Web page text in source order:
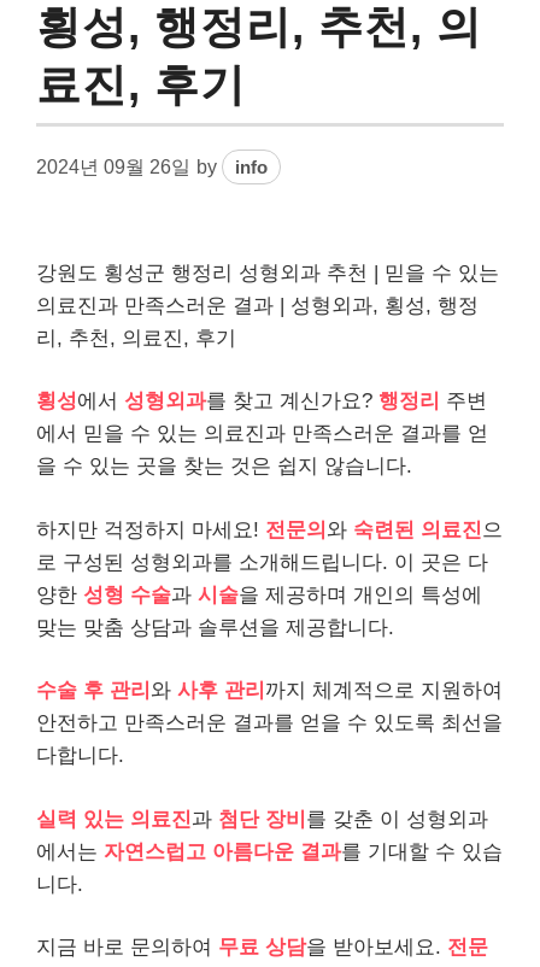
횡성, 행정리, 추천, 의
료진, 후기
2024년 09월 26일 by info
강원도 횡성군 행정리 성형외과 추천 | 믿을 수 있는
의료진과 만족스러운 결과 | 성형외과, 횡성, 행정
리, 추천, 의료진, 후기
횡성에서 성형외과를 찾고 계신가요? 행정리 주변
에서 믿을 수 있는 의료진과 만족스러운 결과를 얻
을 수 있는 곳을 찾는 것은 쉽지 않습니다.
하지만 걱정하지 마세요! 전문의 와 숙련된 의료진 으
로 구성된 성형외과를 소개해드립니다. 이 곳은 다
양한 성형 수술과 시술을 제공하며 개인의 특성에
맞는 맞춤 상담과 솔루션을 제공합니다.
수술 후 관리 와 사후 관리 까지 체계적으로 지원하여
안전하고 만족스러운 결과를 얻을 수 있도록 최선을
다합니다.
실력 있는 의료진과 첨단 장비 를 갖춘 이 성형외과
에서는 자연스럽고 아름다운 결과를 기대할 수 있습
니다.
지금 바로 문의하여 무료 상담을 받아보세요. 전문